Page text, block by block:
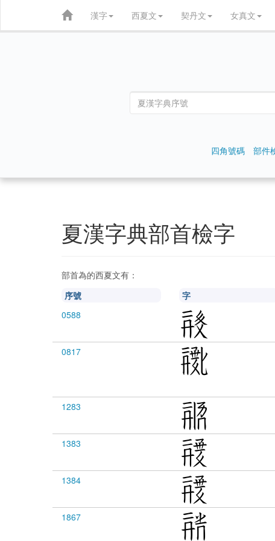
漢字 西夏文 契丹文 女真文
四角號碼
部件
夏漢字典部首檢字
部首為的西夏文有：
序號
字
0588
0817
1283
1383
1384
1867